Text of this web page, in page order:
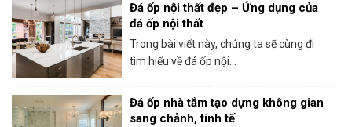
Đá ốp nội thất đẹp – Ứng dụng của
đá ốp nội thất
Trong bài viết này, chúng ta sẽ cùng đi
tìm hiểu về đá ốp nội...
Đá ốp nhà tắm tạo dựng không gian
sang chảnh, tinh tế